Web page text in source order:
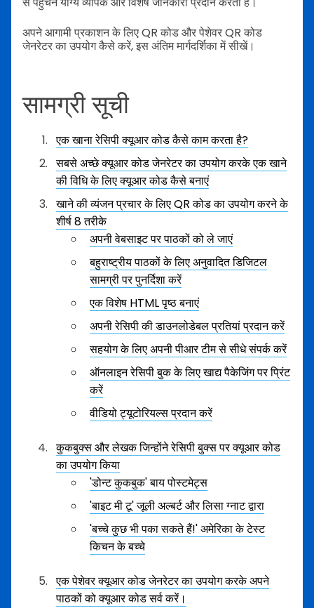
अपने आगामी प्रकाशन के लिए QR कोड और पेशेवर QR कोड
जेनरेटर का उपयोग कैसे करें, इस अंतिम मार्गदर्शिका में सीखें।
सामग्री सूची
एक खाना रेसिपी क्यूआर कोड कैसे काम करता है?
सबसे अच्छे क्यूआर कोड जेनरेटर का उपयोग करके एक खाने
की विधि के लिए क्यूआर कोड कैसे बनाएं
खाने की व्यंजन प्रचार के लिए QR कोड का उपयोग करने के
शीर्ष 8 तरीके
अपनी वेबसाइट पर पाठकों को ले जाएं
बहुराष्ट्रीय पाठकों के लिए अनुवादित डिजिटल
सामग्री पर पुनर्दिशा करें
एक विशेष HTML पृष्ठ बनाएं
अपनी रेसिपी की डाउनलोडेबल प्रतियां प्रदान करें
सहयोग के लिए अपनी पीआर टीम से सीधे संपर्क करें
ऑनलाइन रेसिपी बुक के लिए खाद्य पैकेजिंग पर प्रिंट
करें
वीडियो ट्यूटोरियल्स प्रदान करें
कुकबुक्स और लेखक जिन्होंने रेसिपी बुक्स पर क्यूआर कोड
का उपयोग किया
'डोन्ट कुकबुक' बाय पोस्टमेट्स
'बाइट मी टू' जूली अल्बर्ट और लिसा ग्नाट द्वारा
'बच्चे कुछ भी पका सकते हैं!' अमेरिका के टेस्ट
किचन के बच्चे
एक पेशेवर क्यूआर कोड जेनरेटर का उपयोग करके अपने
पाठकों को क्यूआर कोड सर्व करें।